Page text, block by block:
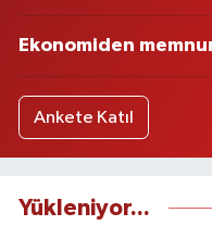
Ekonomiden
Ankete Katıl
Yükleniyor...